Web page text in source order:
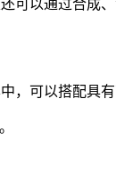
以通过合成
可以搭配具